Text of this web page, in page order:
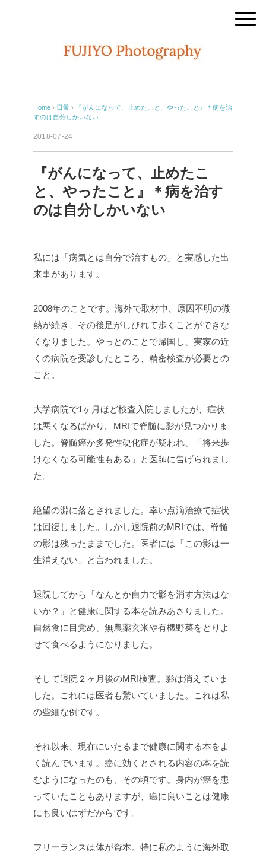
Home › 日常 ›
『がんになって、止めたこと、やったこと』＊病を治
すのは自分しかいない
2018-07-24
『がんになって、止めたこ
と、やったこと』＊病を治す
のは自分しかいない
私には「病気とは自分で治すもの」と実感した出
来事があります。
2008年のことです。海外で取材中、原因不明の微
熱が続き、その後足がしびれて歩くことができな
くなりました。やっとのことで帰国し、実家の近
くの病院を受診したところ、精密検査が必要との
こと。
大学病院で1ヶ月ほど検査入院しましたが、症状
は悪くなるばかり。MRIで脊髄に影が見つかりま
した。脊髄癌か多発性硬化症が疑われ、「将来歩
けなくなる可能性もある」と医師に告げられまし
た。
絶望の淵に落とされました。幸い点滴治療で症状
は回復しました。しかし退院前のMRIでは、脊髄
の影は残ったままでした。医者には「この影は一
生消えない」と言われました。
退院してから「なんとか自力で影を消す方法はな
いか？」と健康に関する本を読みあさりました。
自然食に目覚め、無農薬玄米や有機野菜をとりよ
せて食べるようになりました。
そして退院２ヶ月後のMRI検査。影は消えていま
した。これには医者も驚いていました。これは私
の些細な例です。
それ以来、現在にいたるまで健康に関する本をよ
く読んでいます。癌に効くとされる内容の本を読
むようになったのも、その頃です。身内が癌を患
っていたこともありますが、癌に良いことは健康
にも良いはずだからです。
フリーランスは体が資本。特に私のように海外取